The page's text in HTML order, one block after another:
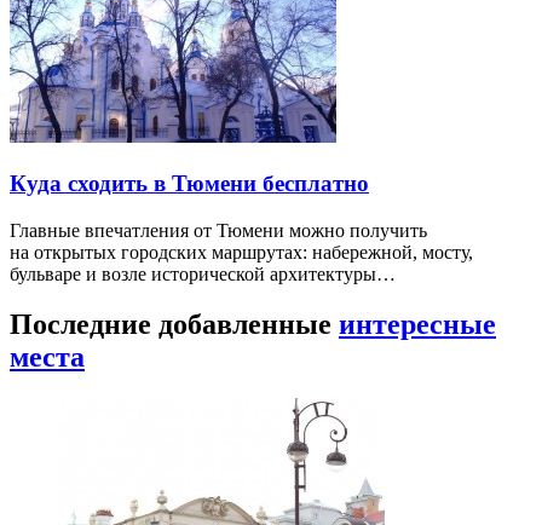
Куда сходить в Тюмени бесплатно
Главные впечатления от Тюмени можно получить
на открытых городских маршрутах: набережной, мосту,
бульваре и возле исторической архитектуры…
Последние добавленные интересные
места